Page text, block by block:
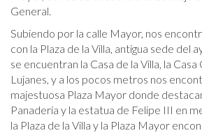
General.
Subiendo por la calle Mayor, nos
con la Plaza de la Villa, antigua sede del
se encuentran la Casa de la Villa, la
Lujanes, y a los pocos metros nos
majestuosa Plaza Mayor donde
Panadería y la estatua de Felipe III en
la Plaza de la Villa y la Plaza Mayor